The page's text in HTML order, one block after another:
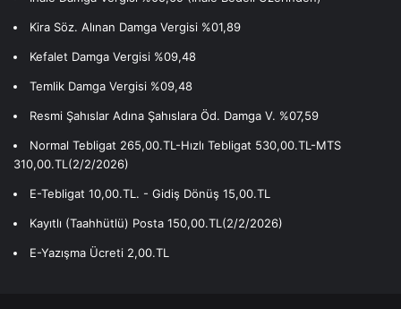
Kira Söz. Alınan Damga Vergisi %01,89
Kefalet Damga Vergisi %09,48
Temlik Damga Vergisi %09,48
Resmi Şahıslar Adına Şahıslara Öd. Damga V. %07,59
Normal Tebligat 265,00.TL-Hızlı Tebligat 530,00.TL-MTS
310,00.TL(2/2/2026)
E-Tebligat 10,00.TL. - Gidiş Dönüş 15,00.TL
Kayıtlı (Taahhütlü) Posta 150,00.TL(2/2/2026)
E-Yazışma Ücreti 2,00.TL